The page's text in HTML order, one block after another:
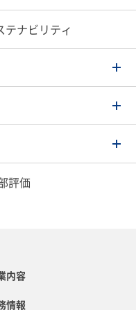
テナビリティ
評価
内容
情報